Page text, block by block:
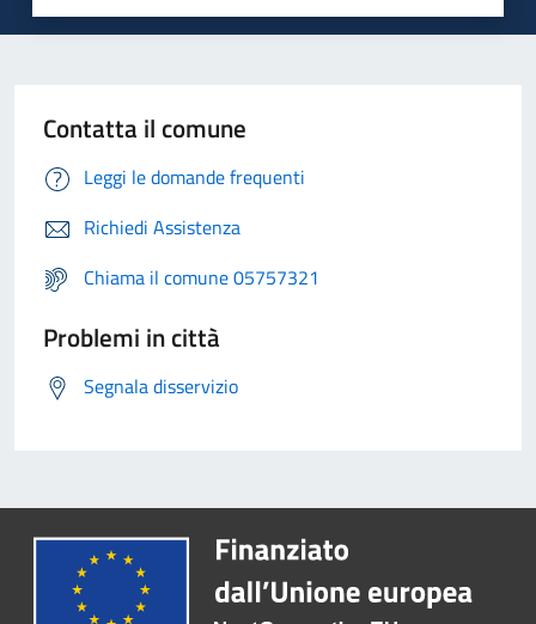
Contatta il comune
Leggi le domande frequenti
Richiedi Assistenza
Chiama il comune 05757321
Problemi in città
Segnala disservizio